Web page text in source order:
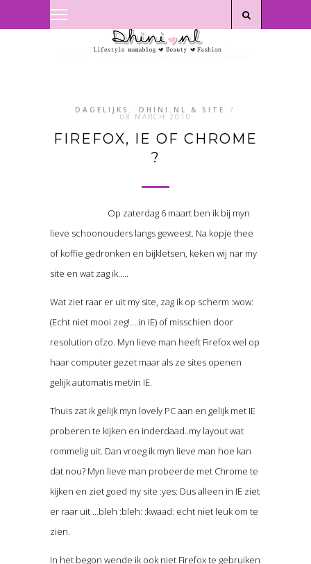
DAGELIJKS , DHINI.NL & SITE /
08 MARCH 2010
FIREFOX, IE OF CHROME
?
Op zaterdag 6 maart ben ik bij myn
lieve schoonouders langs geweest. Na kopje thee
of koffie gedronken en bijkletsen, keken wij nar my
site en wat zag ik…..
Wat ziet raar er uit my site, zag ik op scherm :wow:
(Echt niet mooi zeg!….in IE) of misschien door
resolution ofzo. Myn lieve man heeft Firefox wel op
haar computer gezet maar als ze sites openen
gelijk automatis met/in IE.
Thuis zat ik gelijk myn lovely PC aan en gelijk met IE
proberen te kijken en inderdaad..my layout wat
rommelig uit. Dan vroeg ik myn lieve man hoe kan
dat nou? Myn lieve man probeerde met Chrome te
kijken en ziet goed my site :yes: Dus alleen in IE ziet
er raar uit …bleh :bleh: :kwaad: echt niet leuk om te
zien.
In het begon wende ik ook niet Firefox te gebruiken